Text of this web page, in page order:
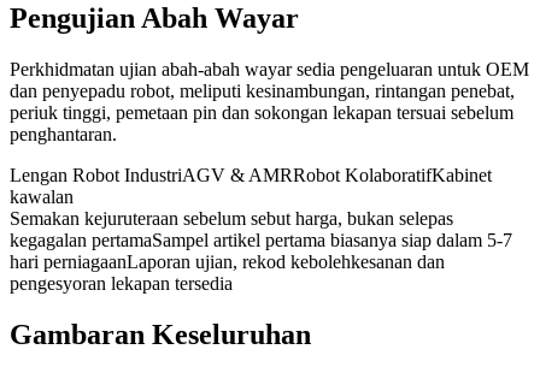
Pengujian Abah Wayar
Perkhidmatan ujian abah-abah wayar sedia pengeluaran untuk OEM
dan penyepadu robot, meliputi kesinambungan, rintangan penebat,
periuk tinggi, pemetaan pin dan sokongan lekapan tersuai sebelum
penghantaran.
Lengan Robot IndustriAGV & AMRRobot KolaboratifKabinet
kawalan
Semakan kejuruteraan sebelum sebut harga, bukan selepas
kegagalan pertamaSampel artikel pertama biasanya siap dalam 5-7
hari perniagaanLaporan ujian, rekod kebolehkesanan dan
pengesyoran lekapan tersedia
Gambaran Keseluruhan